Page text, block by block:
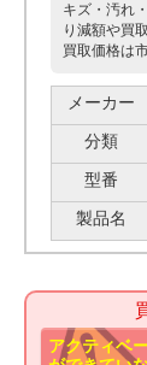
キズ・汚れ
り減額や買
買取価格は
メーカー
分類
型番
製品名
アクティベ